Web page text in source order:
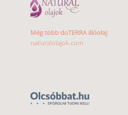
Még több doTERRA illóolaj:
naturalolajok.com